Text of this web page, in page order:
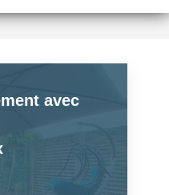
avec